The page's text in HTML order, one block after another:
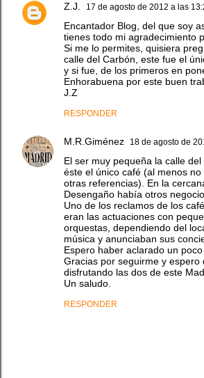
Z.J. 17 de agosto de 2012 a las
Encantador Blog, del que soy
tienes todo mi agradecimiento
Si me lo permites, quisiera
calle del Carbón, este fue el
y si fue, de los primeros en
Enhorabuena por este buen
J.Z
RESPONDER
M.R.Giménez 18 de agosto de
El ser muy pequeña la calle
éste el único café (al menos
otras referencias). En la
Desengaño había otros
Uno de los reclamos de los
eran las actuaciones con
orquestas, dependiendo del
música y anunciaban sus
Espero haber aclarado un poco
Gracias por seguirme y espero
disfrutando las dos de este
Un saludo.
RESPONDER